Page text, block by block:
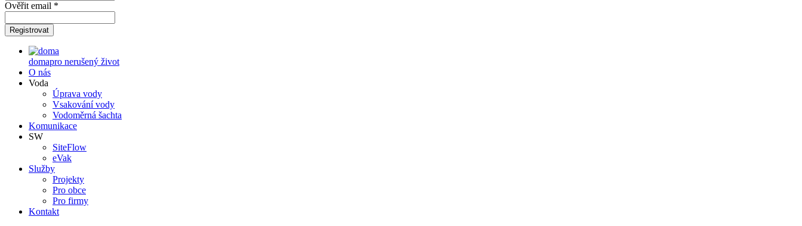
Ověřit email *
Registrovat
domapro nerušený život
O nás
Voda
Úprava vody
Vsakování vody
Vodoměrná šachta
Komunikace
SW
SiteFlow
eVak
Služby
Projekty
Pro obce
Pro firmy
Kontakt